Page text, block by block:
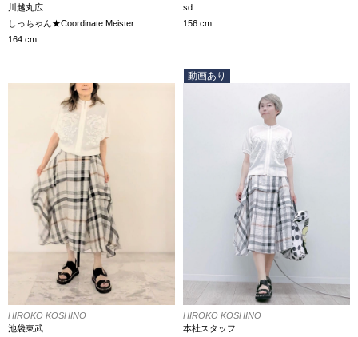
川越丸広
しっちゃん★Coordinate Meister
164 cm
sd
156 cm
HIROKO KOSHINO
池袋東武
動画あり
HIROKO KOSHINO
本社スタッフ